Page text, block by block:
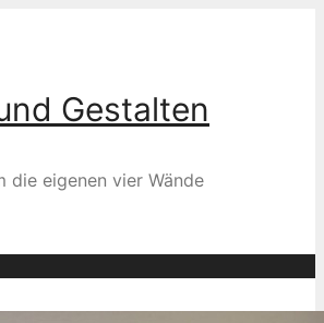
Gestalten
die eigenen vier Wände